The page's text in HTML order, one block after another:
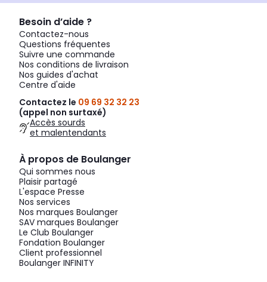
Besoin d’aide ?
Contactez-nous
Questions fréquentes
Suivre une commande
Nos conditions de livraison
Nos guides d'achat
Centre d'aide
Contactez le 09 69 32 32 23
(appel non surtaxé)
Accès sourds
et malentendants
À propos de Boulanger
Qui sommes nous
Plaisir partagé
L'espace Presse
Nos services
Nos marques Boulanger
SAV marques Boulanger
Le Club Boulanger
Fondation Boulanger
Client professionnel
Boulanger INFINITY